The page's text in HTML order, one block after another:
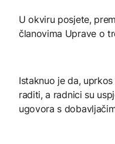
U okviru posjete,
članovima Uprave o
Istaknuo je da,
raditi, a radnici su
ugovora s